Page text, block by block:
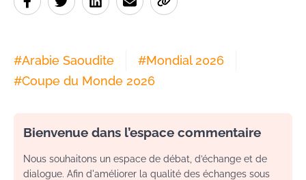
#Arabie Saoudite #Mondial 2026
#Coupe du Monde 2026
Bienvenue dans l’espace commentaire
Nous souhaitons un espace de débat, d’échange et de
dialogue. Afin d'améliorer la qualité des échanges sous